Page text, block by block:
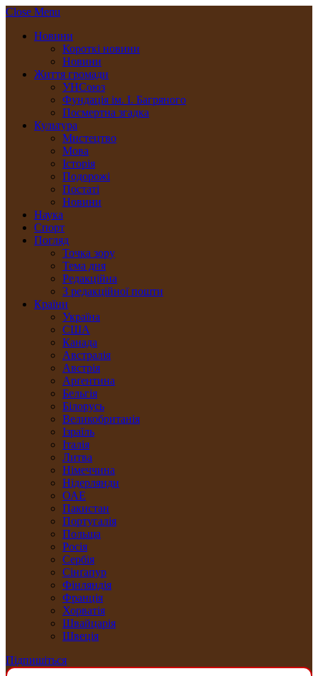
Close Menu
Новини
Короткі новини
Новини
Життя громади
УНСоюз
Фундація ім. І. Багряного
Посмертна згадка
Культура
Мистецтво
Мова
Історія
Подорожі
Постаті
Новини
Наука
Спорт
Погляд
Точка зору
Тема дня
Редакційна
З редакційної пошти
Країни
Україна
США
Канада
Австралія
Австрія
Арґентина
Бельгія
Білорусь
Великобританія
Ізраїль
Італія
Литва
Німеччина
Нідерлянди
ОАЕ
Пакистан
Португалія
Польща
Росія
Сербія
Сінґапур
Фінляндія
Франція
Хорватія
Швайцарія
Швеція
Підпишіться